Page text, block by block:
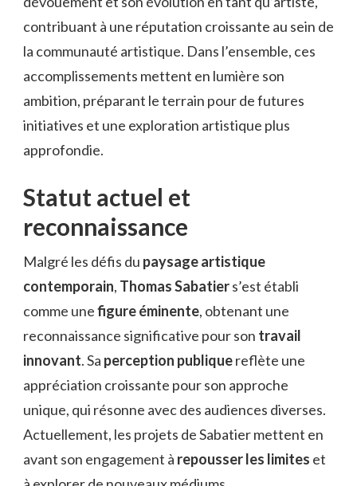
contribuant à une réputation croissante au sein de
la communauté artistique. Dans l’ensemble, ces
accomplissements mettent en lumière son
ambition, préparant le terrain pour de futures
initiatives et une exploration artistique plus
approfondie.
Statut actuel et
reconnaissance
Malgré les défis du paysage artistique
contemporain, Thomas Sabatiers’est établi
comme unefigure éminente, obtenant une
reconnaissance significative pour son travail
innovant. Sa perception publiquereflète une
appréciation croissante pour son approche
unique, qui résonne avec des audiences diverses.
Actuellement, les projets de Sabatier mettent en
avant son engagement à repousser les limites et